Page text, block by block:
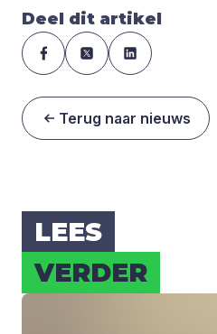
Deel dit artikel
Terug naar nieuws
LEES
VER­DER